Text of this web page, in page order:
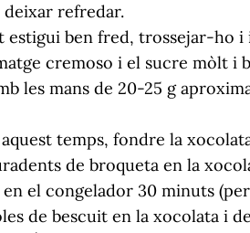
deixar refredar.
estigui ben fred, trossejar-
cremoso i el sucre mòlt i
les mans de 20-25 g
temps, fondre la
de broqueta en la
el congelador 30 minuts
de bescuit en la xocolata i